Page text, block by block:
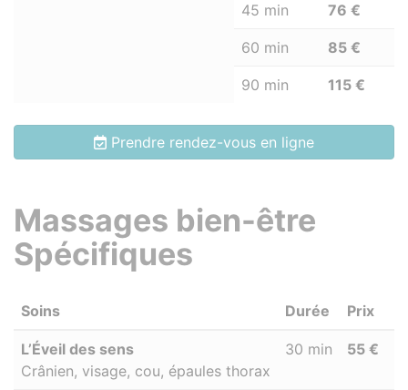
45 min 76 €
60 min 85 €
90 min 115 €
Prendre rendez-vous en ligne
Massages bien-être
Spécifiques
Soins Durée Prix
L’Éveil des sens
Crânien, visage, cou, épaules thorax
30 min 55 €